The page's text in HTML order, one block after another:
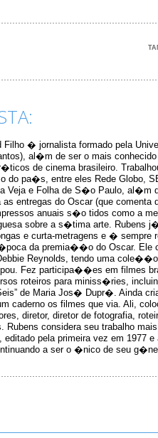
Filho � jornalista formado pela
al�m de ser o mais
de cinema brasileiro.
pa�s, entre eles Rede Globo,
Veja e Folha de S�o Paulo, al�m
as entregas do Oscar (que comenta
anuais s�o tidos como a
sobre a s�tima arte. Rubens
e curta-metragens e � sempre
da premia��o do Oscar. Ele
Reynolds, tendo uma
Fez participa��es em filmes
roteiros para miniss�ries,
de Maria Jos� Dupr�. Ainda
caderno os filmes que via. Ali,
diretor, diretor de fotografia,
considera seu trabalho
editado pela primeira vez em 1977 e
a ser o �nico de seu